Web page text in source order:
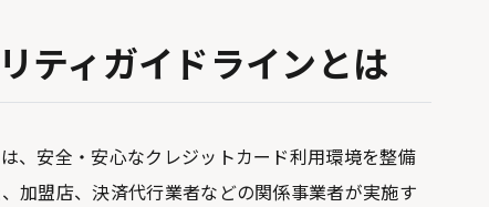
ティガイドラインとは
、安全・安心なクレジットカード利用環境を整備
加盟店、決済代行業者などの関係事業者が実施す